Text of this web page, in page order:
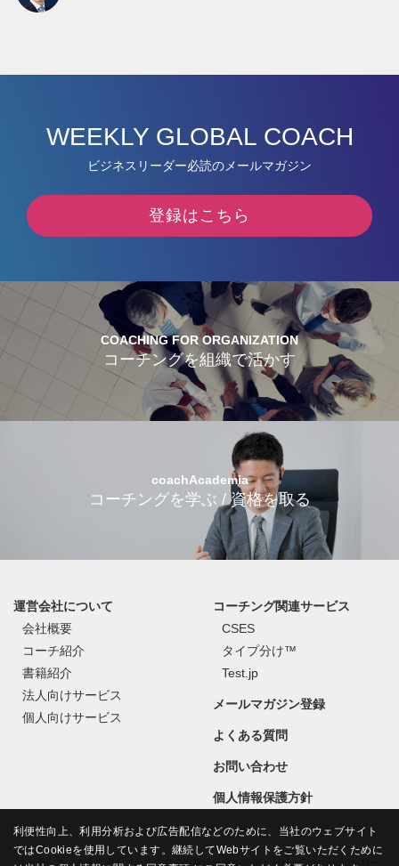
WEEKLY GLOBAL COACH
ビジネスリーダー必読のメールマガジン
登録はこちら
COACHING FOR ORGANIZATION
コーチングを組織で活かす
coachAcademia
コーチングを学ぶ / 資格を取る
運営会社について
会社概要
コーチ紹介
書籍紹介
法人向けサービス
個人向けサービス
コーチング関連サービス
CSES
タイプ分け™
Test.jp
メールマガジン登録
よくある質問
お問い合わせ
個人情報保護方針
コーチ・エィの運営するコーチングの情報ポータルサイト Hello, Coaching（ハロー,
利便性向上、利用分析および広告配信などのために、当社のウェブサイト
ではCookieを使用しています。継続してWebサイトをご覧いただくために